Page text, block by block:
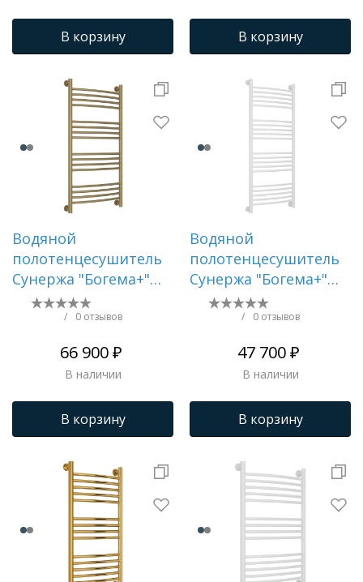
В корзину В корзину
Водяной
полотенцесушитель
Сунержа "Богема+"
1000х500 (Матовое
золото)/ 0 отзывов
66 900 ₽
В наличии
В корзину
Водяной
полотенцесушитель
Сунержа "Богема+"
1200х500 (Матовый
/ 0 отзывов
47 700 ₽
В наличии
В корзину